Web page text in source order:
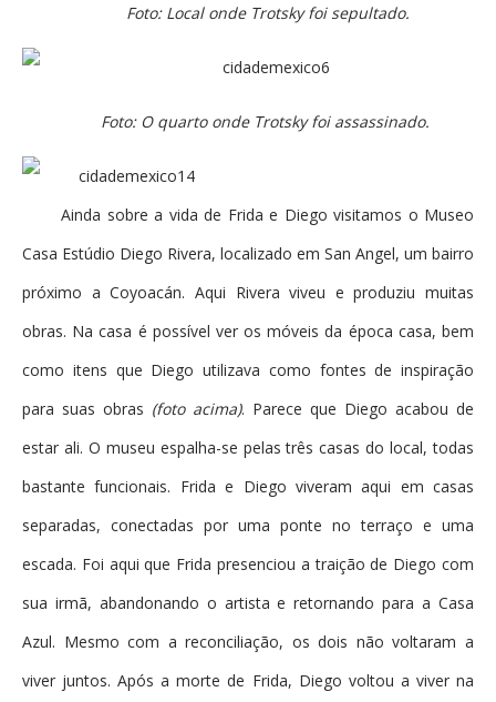
Foto: Local onde Trotsky foi sepultado.
Foto: O quarto onde Trotsky foi assassinado.
Ainda sobre a vida de Frida e Diego visitamos o Museo
Casa Estúdio Diego Rivera, localizado em San Angel, um bairro
próximo a Coyoacán. Aqui Rivera viveu e produziu muitas
obras. Na casa é possível ver os móveis da época casa, bem
como itens que Diego utilizava como fontes de inspiração
para suas obras (foto acima). Parece que Diego acabou de
estar ali. O museu espalha-se pelas três casas do local, todas
bastante funcionais. Frida e Diego viveram aqui em casas
separadas, conectadas por uma ponte no terraço e uma
escada. Foi aqui que Frida presenciou a traição de Diego com
sua irmã, abandonando o artista e retornando para a Casa
Azul. Mesmo com a reconciliação, os dois não voltaram a
viver juntos. Após a morte de Frida, Diego voltou a viver na